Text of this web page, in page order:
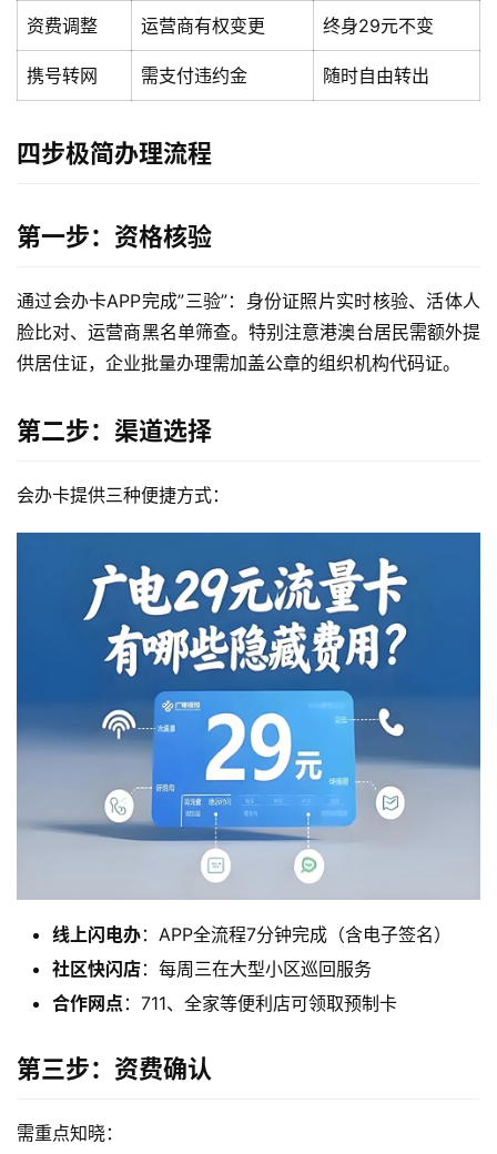
资费调整 运营商有权变更 终身29元不变
携号转网 需支付违约金 随时自由转出
四步极简办理流程
第一步：资格核验
通过会办卡APP完成”三验”：身份证照片实时核验、活体人
脸比对、运营商黑名单筛查。特别注意港澳台居民需额外提
供居住证，企业批量办理需加盖公章的组织机构代码证。
第二步：渠道选择
会办卡提供三种便捷方式：
线上闪电办：APP全流程7分钟完成（含电子签名）
社区快闪店：每周三在大型小区巡回服务
合作网点 ：711、全家等便利店可领取预制卡
第三步：资费确认
需重点知晓：